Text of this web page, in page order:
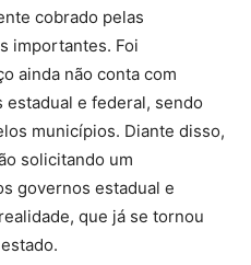
cobrado pelas
importantes. Foi
ainda não conta com
e federal, sendo
municípios. Diante disso,
solicitando um
governos estadual e
que já se tornou